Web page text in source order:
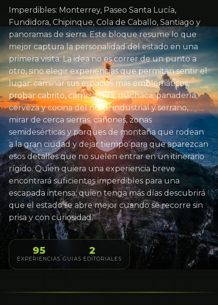
Imperdibles: Monterrey, Paseo Santa Lucía,
Fundidora, Chipinque, Cola de Caballo, Santiago y
panoramas de sierra. Este bloque resume lo que
mejor captura la personalidad del estado en una
primera visita. La idea no es correr de un punto a
otro, sino elegir experiencias que permitan sentir el
lugar: caminar sus espacios más emblemáticos,
probar cabrito, carne asada, machaca, panadería,
cerveza y cocina del norte industrial y serrano,
mirar de cerca sierras, cañones, zonas
semidesérticas y parques de montaña que rodean
a la gran ciudad y dejar tiempo para que aparezcan
esos detalles que no suelen entrar en un itinerario
rígido. Quien quiera una experiencia breve
encontrará suficientes imperdibles para una
escapada intensa; quien tenga más días descubrirá
que el estado se abre mejor cuando se recorre sin
prisa y con curiosidad.
95
EXPERIENCIAS· 2
GUIAS EDITORIALES